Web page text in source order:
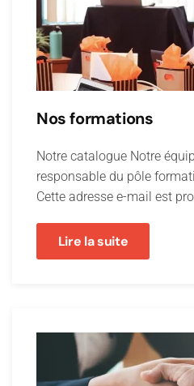
Nos formations
Notre catalogue Notre
responsable du pôle
Cette adresse e-mail est
Lire la suite